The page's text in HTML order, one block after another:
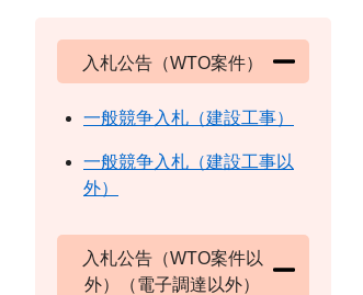
入札公告（WTO案件）
一般競争入札（建設工事）
一般競争入札（建設工事以
外）
入札公告（WTO案件以
外）（電子調達以外）